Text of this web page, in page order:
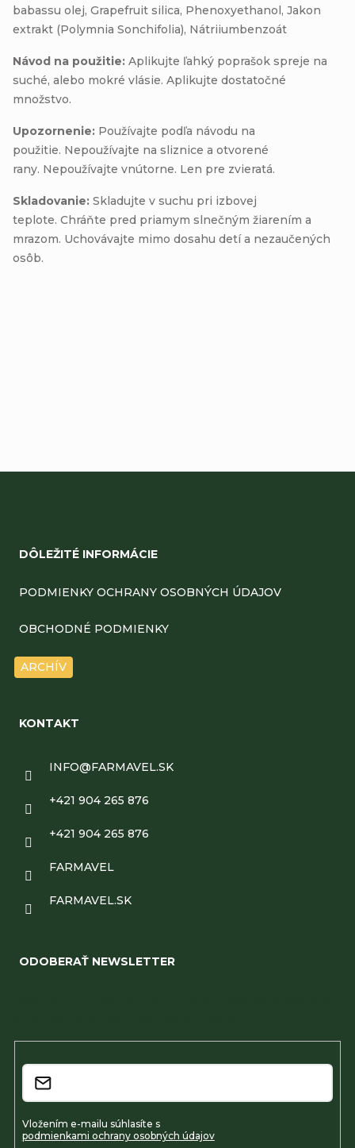
babassu olej, Grapefruit silica, Phenoxyethanol, Jakon
extrakt (Polymnia Sonchifolia), Nátriiumbenzoát
Návod na použitie: Aplikujte ľahký poprašok spreje na
suché, alebo mokré vlásie. Aplikujte dostatočné
množstvo.
Upozornenie: Používajte podľa návodu na
použitie. Nepoužívajte na sliznice a otvorené
rany. Nepoužívajte vnútorne. Len pre zvieratá.
Skladovanie: Skladujte v suchu pri izbovej
teplote. Chráňte pred priamym slnečným žiarením a
mrazom. Uchovávajte mimo dosahu detí a nezaučených
osôb.
DÔLEŽITÉ INFORMÁCIE
PODMIENKY OCHRANY OSOBNÝCH ÚDAJOV
OBCHODNÉ PODMIENKY
ARCHÍV
KONTAKT
INFO@FARMAVEL.SK
+421 904 265 876
+421 904 265 876
FARMAVEL
FARMAVEL.SK
ODOBERAŤ NEWSLETTER
Vložením e-mailu súhlasíte s
podmienkami ochrany osobných údajov